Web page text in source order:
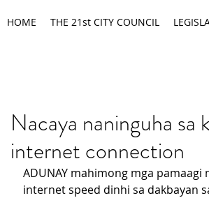
HOME THE 21st CITY COUNCIL
Nacaya naninguha sa
internet connection
ADUNAY mahimong mga
internet speed dinhi sa dakbayan